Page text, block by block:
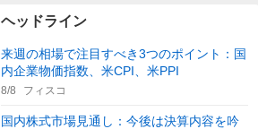
ヘッドライン
来週の相場で注目すべき3つのポイント：国
内企業物価指数、米CPI、米PPI
8/8 フィスコ
国内株式市場見通し：今後は決算内容を吟